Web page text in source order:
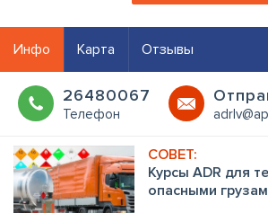
Инфо Карта Отзывы
26480067
Телефон
Курсы ADR для
опасными